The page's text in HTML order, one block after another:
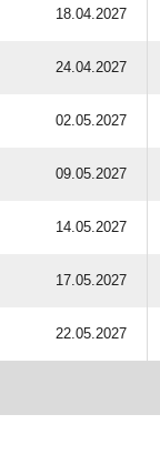
18.04.2027
24.04.2027
02.05.2027
09.05.2027
14.05.2027
17.05.2027
22.05.2027